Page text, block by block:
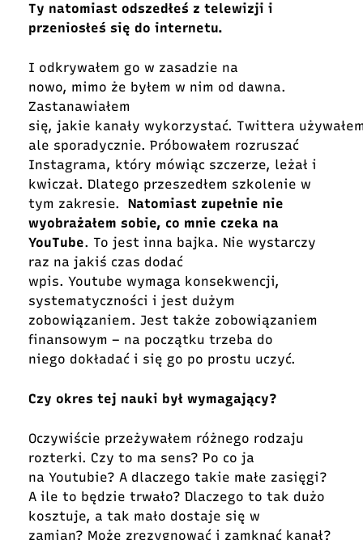
Ty natomiast odszedłeś z telewizji i
przeniosłeś się do internetu.
I odkrywałem go w zasadzie na
nowo, mimo że byłem w nim od dawna.
Zastanawiałem
się, jakie kanały wykorzystać. Twittera
ale sporadycznie. Próbowałem rozruszać
Instagrama, który mówiąc szczerze, leżał i
kwiczał. Dlatego przeszedłem szkolenie w
tym zakresie.
Natomiast zupełnie nie
wyobrażałem sobie, co mnie czeka na
YouTube. To jest inna bajka. Nie wystarczy
raz na jakiś czas dodać
wpis. Youtube wymaga konsekwencji,
systematyczności i jest dużym
zobowiązaniem. Jest także zobowiązaniem
finansowym – na początku trzeba do
niego dokładać i się go po prostu uczyć.
Czy okres tej nauki był wymagający?
Oczywiście przeżywałem różnego rodzaju
rozterki. Czy to ma sens? Po co ja
na Youtubie? A dlaczego takie małe zasięgi?
A ile to będzie trwało? Dlaczego to tak dużo
kosztuje, a tak mało dostaje się w
zamian? Może zrezygnować i zamknąć kanał?